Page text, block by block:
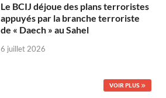
Le BCIJ déjoue des plans terroristes
appuyés par la branche terroriste
de « Daech » au Sahel
6 juillet 2026
VOIR PLUS